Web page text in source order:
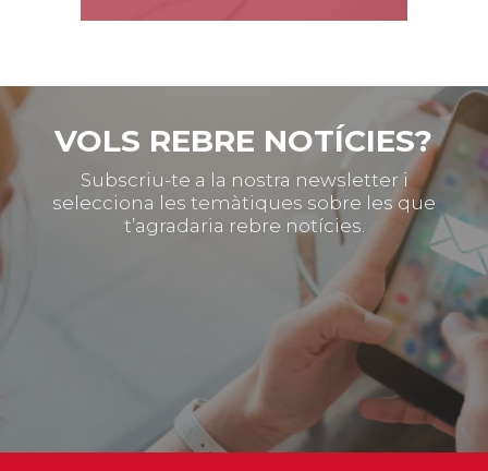
VOLS REBRE NOTÍCIES?
Subscriu-te a la nostra newsletter i
selecciona les temàtiques sobre les que
t’agradaria rebre notícies.